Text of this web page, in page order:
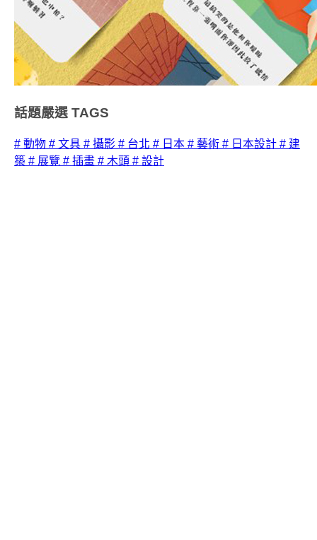
話題嚴選 TAGS
# 動物 # 文具 # 攝影 # 台北 # 日本 # 藝術 # 日本設計 # 建
築 # 展覽 # 插畫 # 木頭 # 設計